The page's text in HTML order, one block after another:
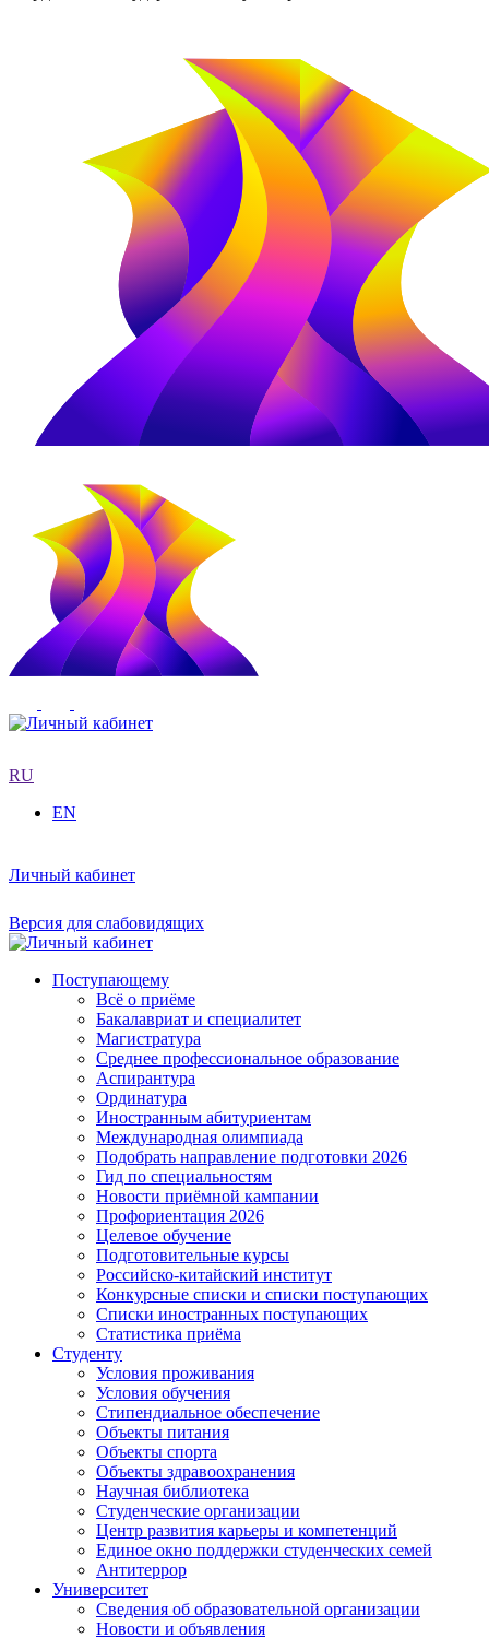
RU
EN
Личный кабинет
Версия для слабовидящих
Поступающему
Всё о приёме
Бакалавриат и специалитет
Магистратура
Среднее профессиональное образование
Аспирантура
Ординатура
Иностранным абитуриентам
Международная олимпиада
Подобрать направление подготовки 2026
Гид по специальностям
Новости приёмной кампании
Профориентация 2026
Целевое обучение
Подготовительные курсы
Российско-китайский институт
Конкурсные списки и списки поступающих
Списки иностранных поступающих
Статистика приёма
Студенту
Условия проживания
Условия обучения
Стипендиальное обеспечение
Объекты питания
Объекты спорта
Объекты здравоохранения
Научная библиотека
Студенческие организации
Центр развития карьеры и компетенций
Единое окно поддержки студенческих семей
Антитеррор
Университет
Сведения об образовательной организации
Новости и объявления